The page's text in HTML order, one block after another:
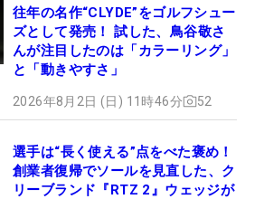
往年の名作“CLYDE”をゴルフシュー
ズとして発売！ 試した、鳥谷敬さ
んが注目したのは「カラーリング」
と「動きやすさ」
2026年8月2日 (日) 11時46分 52
選手は“長く使える”点をべた褒め！
創業者復帰でソールを見直した、ク
リーブランド『RTZ 2』ウェッジが